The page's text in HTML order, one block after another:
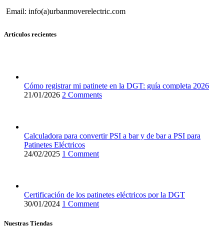
Email: info(a)urbanmoverelectric.com
Artículos recientes
Cómo registrar mi patinete en la DGT: guía completa 2026
21/01/2026 2 Comments
Calculadora para convertir PSI a bar y de bar a PSI para
Patinetes Eléctricos
24/02/2025 1 Comment
Certificación de los patinetes eléctricos por la DGT
30/01/2024 1 Comment
Nuestras Tiendas